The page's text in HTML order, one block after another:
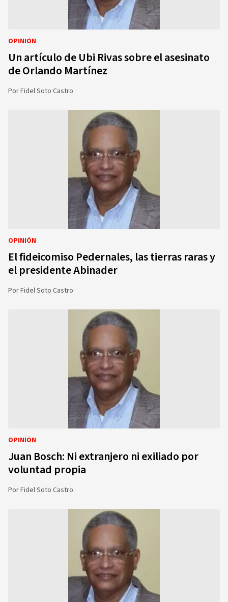
OPINIÓN
Un artículo de Ubi Rivas sobre el asesinato
de Orlando Martínez
PorFidel Soto Castro
OPINIÓN
El fideicomiso Pedernales, las tierras raras y
el presidente Abinader
PorFidel Soto Castro
OPINIÓN
Juan Bosch: Ni extranjero ni exiliado por
voluntad propia
PorFidel Soto Castro